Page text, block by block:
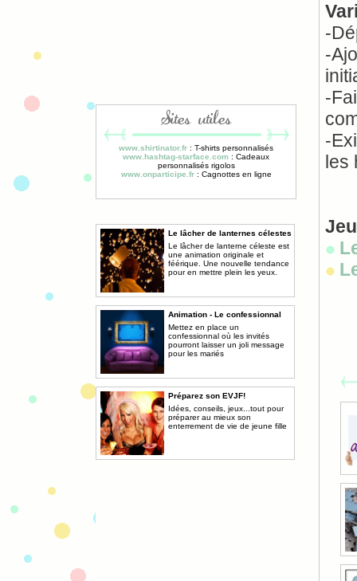
Sites utiles
www.shirtinator.fr : T-shirts personnalisés
www.hashtag-starface.com : Cadeaux
personnalisés rigolos
www.onparticipe.fr: Cagnottes en ligne
Le lâcher de lanternes célestes
Le lâcher de lanterne céleste est
une animation originale et
féérique. Une nouvelle tendance
pour en mettre plein les yeux.
Animation - Le confessionnal
Mettez en place un
confessionnal où les invités
pourront laisser un joli message
pour les mariés
Préparez son EVJF!
Idées, conseils, jeux...tout pour
préparer au mieux son
enterrement de vie de jeune fille
-
-
-
-
les